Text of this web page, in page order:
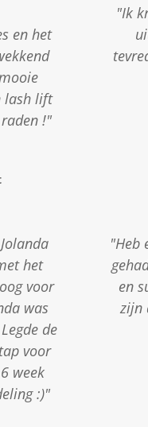
en het
lash lift
!"
"Ik
het
voor
was
de
voor
week
:)"
"Heb
en
zijn